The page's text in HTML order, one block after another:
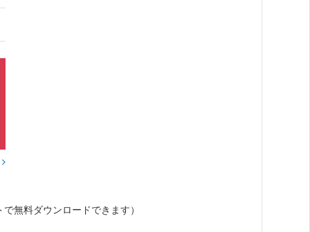
無料ダウンロードできます）